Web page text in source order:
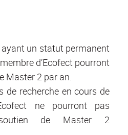
un statut permanent
d’Ecofect pourront
Master 2 par an.
de recherche en cours de
ne pourront pas
de Master 2